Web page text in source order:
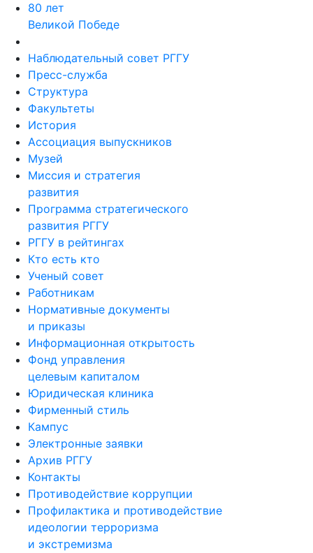
80 лет
Великой Победе
Наблюдательный совет РГГУ
Пресс-служба
Структура
Факультеты
История
Ассоциация выпускников
Музей
Миссия и стратегия
развития
Программа стратегического
развития РГГУ
РГГУ в рейтингах
Кто есть кто
Ученый совет
Работникам
Нормативные документы
и приказы
Информационная открытость
Фонд управления
целевым капиталом
Юридическая клиника
Фирменный стиль
Кампус
Электронные заявки
Архив РГГУ
Контакты
Противодействие коррупции
Профилактика и противодействие
идеологии терроризма
и экстремизма